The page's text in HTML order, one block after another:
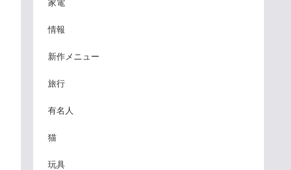
家電
情報
新作メニュー
旅行
有名人
猫
玩具